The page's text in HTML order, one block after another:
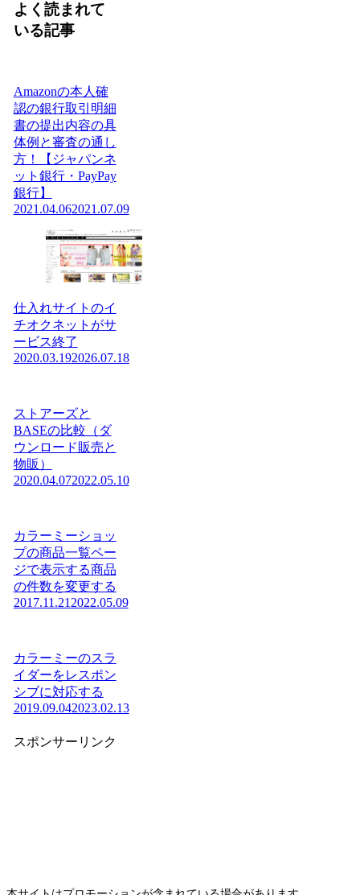
よく読まれて
いる記事
Amazonの本人確
認の銀行取引明細
書の提出内容の具
体例と審査の通し
方！【ジャパンネ
ット銀行・PayPay
銀行】
2021.04.062021.07.09
仕入れサイトのイ
チオクネットがサ
ービス終了
2020.03.192026.07.18
ストアーズと
BASEの比較（ダ
ウンロード販売と
物販）
2020.04.072022.05.10
カラーミーショッ
プの商品一覧ペー
ジで表示する商品
の件数を変更する
2017.11.21 2022.05.09
カラーミーのスラ
イダーをレスポン
シブに対応する
2019.09.042023.02.13
スポンサーリンク